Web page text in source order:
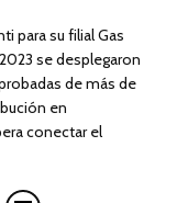
para su filial Gas
se desplegaron
de más de
en
conectar el